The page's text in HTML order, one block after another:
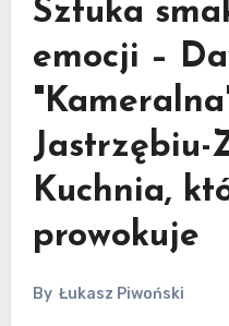
Sztuka
emocji –
Jastrzębiu-
Kuchnia,
prowokuje
By Łukasz Piwoński